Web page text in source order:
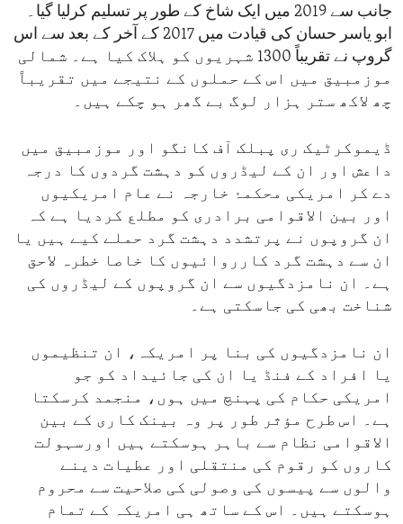
جانب سے 2019 میں ایک شاخ کے طور پر تسلیم کرلیا گیا۔
ابو یاسر حسان کی قیادت میں 2017 کے آخر کے بعد سے اس
گروپ نے تقریباً 1300 شہریوں کو ہلاک کیا ہے۔ شمالی
موزمبیق میں اس کے حملوں کے نتیجے میں تقریباً
چھ لاکھ ستر ہزار لوگ بے گھر ہو چکے ہیں۔
ڈیموکرٹیک ری پبلک آف کانگو اور موزمبیق میں
داعش اور ان کے لیڈروں کو دہشت گردوں کا درجہ
دے کر امریکی محکمۂ خارجہ نے عام امریکیوں
اور بین الاقوامی برادری کو مطلع کردیا ہے کہ
ان گروپوں نے پرتشدد دہشت گرد حملے کیے ہیں یا
ان سے دہشت گرد کارروائیوں کا خاصا خطرہ لاحق
ہے۔ ان نامزدگیوں سے ان گروپوں کے لیڈروں کی
شناخت بھی کی جاسکتی ہے۔
ان نامزدگیوں کی بنا پر امریکہ، ان تنظیموں
یا افراد کے فنڈ یا ان کی جائیداد کو جو
امریکی حکام کی پہنچ میں ہوں، منجمد کرسکتا
ہے۔ اس طرح مؤثر طور پر وہ بینک کاری کے بین
الاقوامی نظام سے باہر ہوسکتے ہیں اورسہولت
کاروں کو رقوم کی منتقلی اور عطیات دینے
والوں سے پیسوں کی وصولی کی صلاحیت سے محروم
ہوسکتے ہیں۔ اس کے ساتھ ہی امریکہ کے تمام